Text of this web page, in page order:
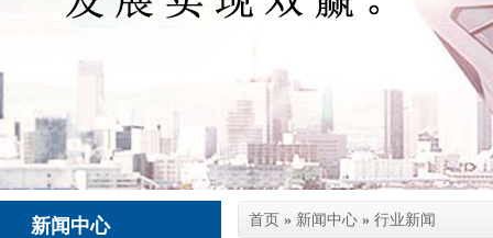
新闻中心 首页 » 新闻中心 » 行业新闻